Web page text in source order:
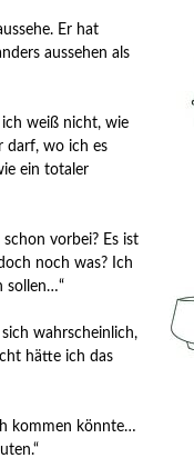
Er hat
aussehen als
ich weiß nicht, wie
darf, wo ich es
ein totaler
vorbei? Es ist
noch was? Ich
sollen…“
wahrscheinlich,
hätte ich das
kommen könnte…